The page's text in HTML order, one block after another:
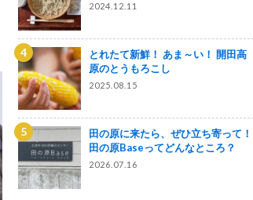
2024.12.11
とれたて新鮮！ あま～い！ 開田高
原のとうもろこし
2025.08.15
田の原に来たら、ぜひ立ち寄って！
田の原Baseってどんなところ？
2026.07.16